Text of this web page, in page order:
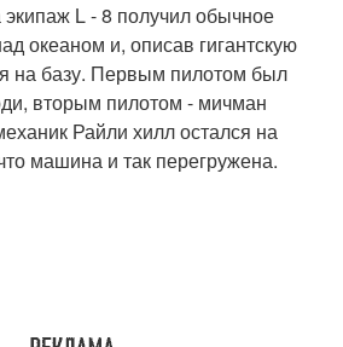
экипаж L - 8 получил обычное
океаном и, описав гигантскую
на базу. Первым пилотом был
вторым пилотом - мичман
Райли хилл остался на
машина и так перегружена.